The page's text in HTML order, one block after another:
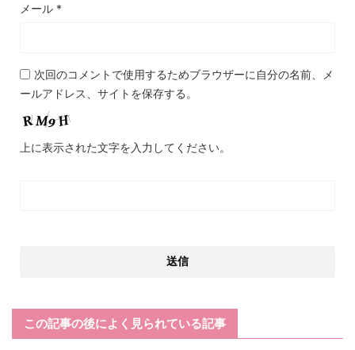
メール *
次回のコメントで使用するためブラウザーに自分の名前、メ
ールアドレス、サイトを保存する。
上に表示された文字を入力してください。
この記事の後によく見られている記事